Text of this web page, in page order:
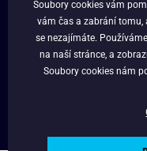
O NÁS
VĚRNOSTNÍ PROGRAM
Soubory cookies vám
vám čas a zabrání tomu,
se nezajímáte. Používáme
na naší stránce, a
Soubory cookies nám